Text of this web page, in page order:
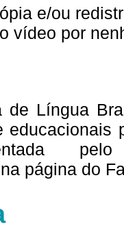
e/ou
vídeo por
de Língua
página do